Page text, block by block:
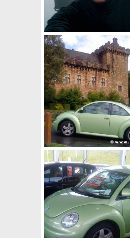
Le Foto dei Membri!
Avalon
15 Novembre 2009
0
0
Le Foto dei Membri!
Avalon
15 Novembre 2009
0
0